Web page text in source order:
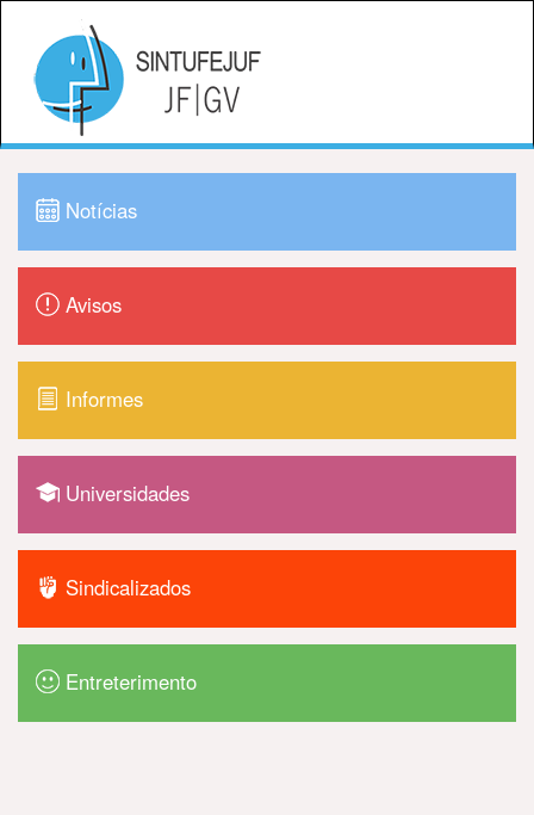
Notícias
Avisos
Informes
Universidades
Sindicalizados
Entreterimento